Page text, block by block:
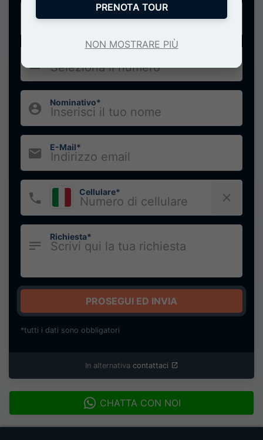
Porto di partenza*
Nominativo*
E-Mail*
Cellulare*
Richiesta*
PROSEGUI ED INVIA
*tutti i dati sono obbligatori
In alternativa contattaci
CHATTA CON NOI
PRENOTA TOUR
NON MOSTRARE PIÙ